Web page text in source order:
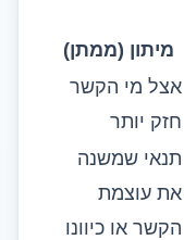
מיתון (ממתן)
אצל מי הקשר
חזק יותר
תנאי שמשנה
את עוצמת
הקשר או כיוונו